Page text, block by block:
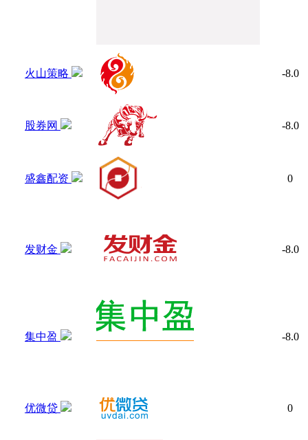
火山策略 -8.0
股券网 -8.0
盛鑫配资 0
发财金 -8.0
集中盈 -8.0
优微贷 0